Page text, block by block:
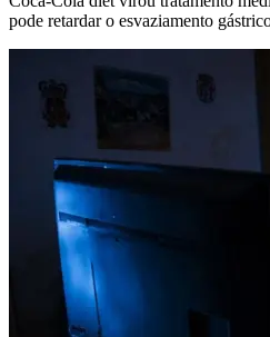
pode retardar o esvaziamento